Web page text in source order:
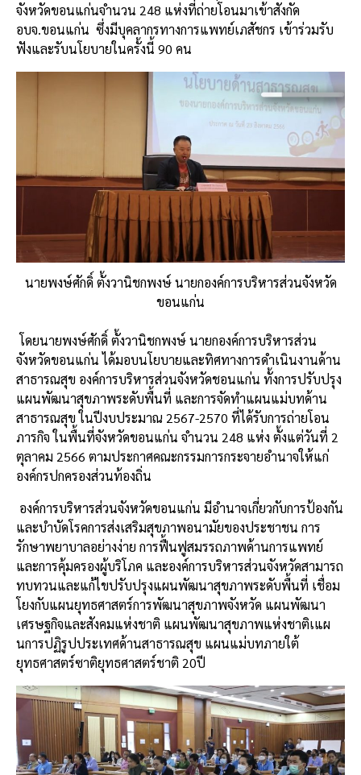
จังหวัดขอนแก่นจำนวน 248 แห่งที่ถ่ายโอนมาเข้าสังกัด
อบจ.ขอนแก่น ซึ่งมีบุคลากรทางการแพทย์เภสัชกร เข้าร่วมรับ
ฟังและรับนโยบายในครั้งนี้ 90 คน
นายพงษ์ศักดิ์ ตั้งวานิชกพงษ์ นายกองค์การบริหารส่วนจังหวัด
ขอนแก่น
โดยนายพงษ์ศักดิ์ตั้งวานิชกพงษ์นายกองค์การบริหารส่วน
จังหวัดขอนแก่น ได้มอบนโยบายและทิศทางการดำเนินงานด้าน
สาธารณสุข องค์การบริหารส่วนจังหวัดชอนแก่น ทั้งการปรับปรุง
แผนพัฒนาสุขภาพระดับพื้นที่ และการจัดทำแผนแม่บทด้าน
สาธารณสุข ในปีงบประมาณ 2567-2570 ที่ได้รับการถ่ายโอน
ภารกิจ ในพื้นที่จังหวัดขอนแก่น จำนวน 248 แห่ง ตั้งแต่วันที่ 2
ตุลาคม 2566 ตามประกาศคณะกรรมการกระจายอำนาจให้แก่
องค์กรปกครองส่วนท้องถิ่น
องค์การบริหารส่วนจังหวัดขอนแก่น มีอำนาจเกี่ยวกับการป้องกัน
และบำบัดโรคการส่งเสริมสุขภาพอนามัยของประชาชน การ
รักษาพยาบาลอย่างง่าย การฟื้นฟูสมรรถภาพด้านการแพทย์
และการคุ้มครองผู้บริโภค และองค์การบริหารส่วนจังหวัดสามารถ
ทบทวนและแก้ไขปรับปรุงแผนพัฒนาสุขภาพระดับพื้นที่ เชื่อม
โยงกับแผนยุทธศาสตร์การพัฒนาสุขภาพจังหวัด แผนพัฒนา
เศรษฐกิจและสังคมแห่งชาติ แผนพัฒนาสุขภาพแห่งชาติเแผ
นการปฏิรูปประเทศด้านสาธารณสุข แผนแม่บทภายใต้
ยุทธศาสตร์ซาติยุทธศาสตร์ชาติ20ปี